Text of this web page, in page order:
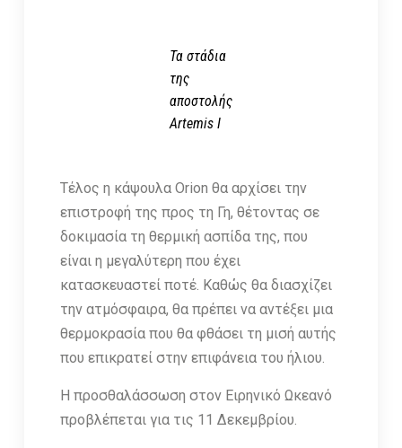
Τα στάδια
της
αποστολής
Artemis I
Τέλος η κάψουλα Orion θα αρχίσει την
επιστροφή της προς τη Γη, θέτοντας σε
δοκιμασία τη θερμική ασπίδα της, που
είναι η μεγαλύτερη που έχει
κατασκευαστεί ποτέ. Καθώς θα διασχίζει
την ατμόσφαιρα, θα πρέπει να αντέξει μια
θερμοκρασία που θα φθάσει τη μισή αυτής
που επικρατεί στην επιφάνεια του ήλιου.
Η προσθαλάσσωση στον Ειρηνικό Ωκεανό
προβλέπεται για τις 11 Δεκεμβρίου.